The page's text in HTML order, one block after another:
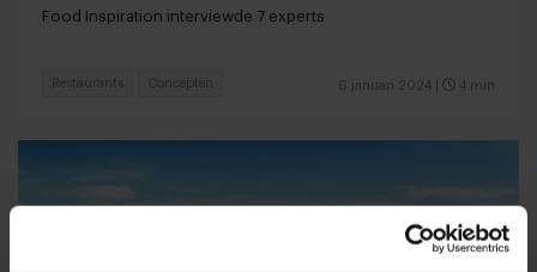
Food Inspiration interviewde 7 experts
6 januari 2024 4 min
Restaurants Concepten